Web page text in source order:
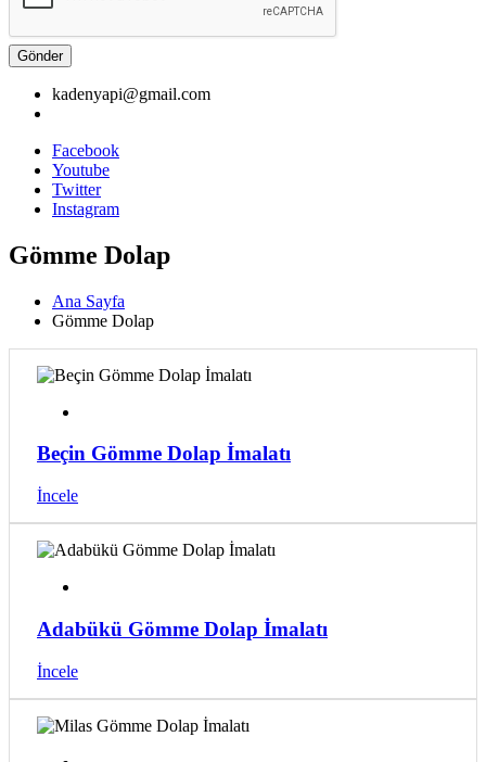
Gönder
kadenyapi@gmail.com
Facebook
Youtube
Twitter
Instagram
Gömme Dolap
Ana Sayfa
Gömme Dolap
Beçin Gömme Dolap İmalatı
İncele
Adabükü Gömme Dolap İmalatı
İncele